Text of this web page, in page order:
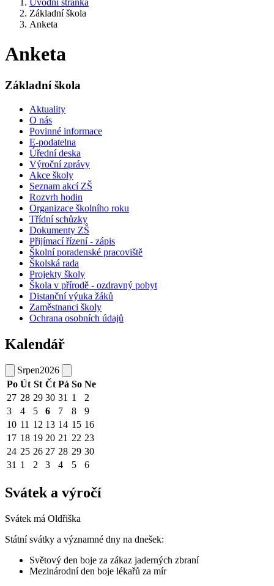
Úvodní stránka
Základní škola
Anketa
Anketa
Základní škola
Aktuality
O nás
Povinné informace
E-podatelna
Úřední deska
Výroční zprávy
Akce školy
Seznam akcí ZŠ
Rozvrh hodin
Organizace školního roku
Třídní schůzky
Dokumenty ZŠ
Přijímací řízení - zápis
Školní poradenské pracoviště
Školská rada
Projekty školy
Škola v přírodě - ozdravný pobyt
Distanční výuka žáků
Zaměstnanci školy
Ochrana osobních údajů
Kalendář
Srpen2026
Po Út St Čt Pá So Ne
27 28 29 30 31 1
2
3
4 5 6 7 8
9
10 11 12 13 14 15 16
17 18 19 20 21 22 23
24 25 26 27 28 29 30
31 1 2 3 4 5 6
Svátek a výročí
Svátek má Oldřiška
Státní svátky a významné dny na dnešek:
Světový den boje za zákaz jaderných zbraní
Mezinárodní den boje lékařů za mír